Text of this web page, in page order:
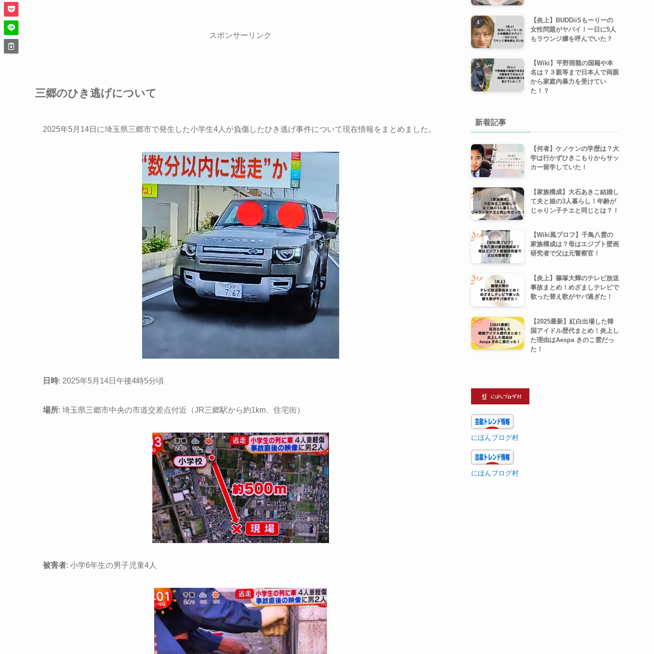
スポンサーリンク
三郷のひき逃げについて
2025年5月14日に埼玉県三郷市で発生した小学生4人が負傷したひき逃げ事件について現在情報をまとめました。
日時: 2025年5月14日午後4時5分頃
場所: 埼玉県三郷市中央の市道交差点付近（JR三郷駅から約1km、住宅街）
被害者: 小学6年生の男子児童4人
【炎上】BUDDiiSもーりーの
女性問題がヤバイ！一日に5人
もラウンジ嬢を呼んでいた？
【Wiki】平野雨龍の国籍や本
名は？３親等まで日本人で両親
から家庭内暴力を受けてい
た！？
新着記事
【何者】ケノケンの学歴は？大
学は行かずひきこもりからサッ
カー留学していた！
【家族構成】大石あきこ結婚し
て夫と娘の3人暮らし！年齢が
じゃりン子チエと同じとは？！
【Wiki風プロフ】千鳥八雲の
家族構成は？母はエジプト壁画
研究者で父は元警察官！
【炎上】篠塚大輝のテレビ放送
事故まとめ！めざましテレビで
歌った替え歌がヤバ過ぎた！
【2025最新】紅白出場した韓
国アイドル歴代まとめ！炎上し
た理由はAespa きのこ雲だっ
た！
にほんブログ村
にほんブログ村